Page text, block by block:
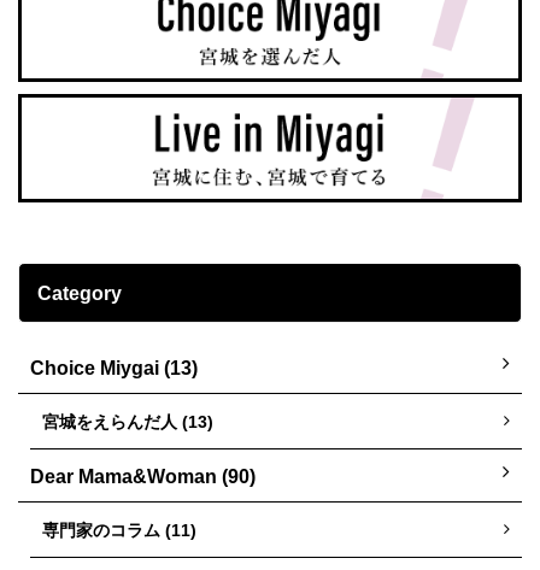
Category
Choice Miygai (13)
宮城をえらんだ人 (13)
Dear Mama&Woman (90)
専門家のコラム (11)